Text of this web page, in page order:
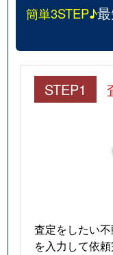
簡単3STEP♪
STEP1
査定をしたい
を入力して依